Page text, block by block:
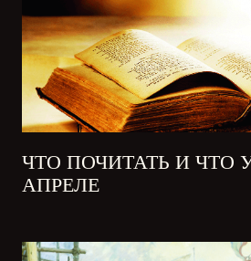
ЧТО ПОЧИТАТЬ И ЧТО
АПРЕЛЕ